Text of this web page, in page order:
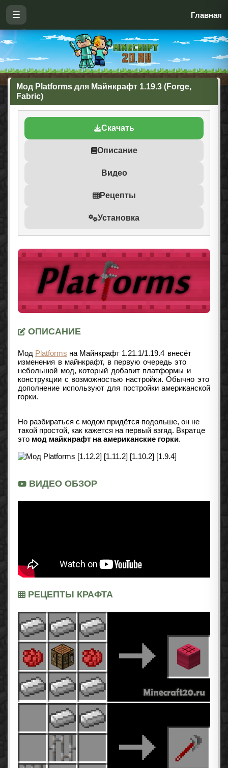
☰ Главная
Мод Platforms для Майнкрафт 1.19.3 (Forge,
Fabric)
Скачать
Описание
Видео
Рецепты
Установка
ОПИСАНИЕ
Мод Platforms на Майнкрафт 1.21.1/1.19.4 внесёт
изменения в майнкрафт, в первую очередь это
небольшой мод, который добавит платформы и
конструкции с возможностью настройки. Обычно это
дополнение используют для постройки американской
горки.
Но разбираться с модом придётся подольше, он не
такой простой, как кажется на первый взгяд. Вкратце
это мод майкнрафт на американские горки.
ВИДЕО ОБЗОР
РЕЦЕПТЫ КРАФТА